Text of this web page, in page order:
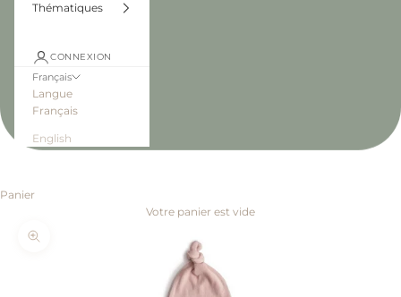
Thématiques
CONNEXION
Français
Langue
Français
English
Panier
Votre panier est vide
Zoomer sur l'image